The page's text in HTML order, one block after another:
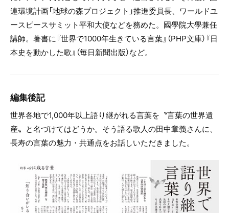
連環境計画「地球の森プロジェクト」推進委員長、ワールドユ
ースピースサミット平和大使などを務めた。國學院大學兼任
講師。著書に『世界で1000年生きている言葉』（PHP文庫）『日
本史を動かした歌』（毎日新聞出版）など。
編集後記
世界各地で1,000年以上語り継がれる言葉を〝言葉の世界遺
産〟と名づけてはどうか。そう語る歌人の田中章義さんに、
長寿の言葉の魅力・共通点をお話しいただきました。